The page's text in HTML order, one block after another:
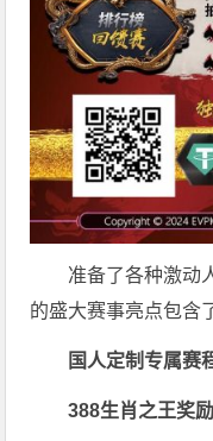
准备了各种激动
的盛大赛事亮点包含
国人定制专属赛
388生肖之王奖